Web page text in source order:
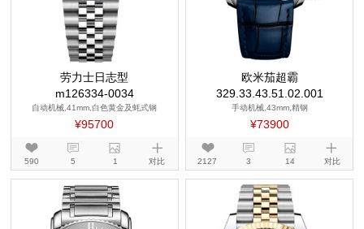
劳力士日志型
m126334-0034
自动机械,41mm,白色黄金及蚝式钢
¥95700
590 5 1 对比
欧米茄超霸
329.33.43.51.02.001
手动机械,43mm,精钢
¥73900
2127 3 14 对比